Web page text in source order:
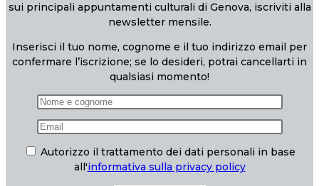
sui principali appuntamenti culturali di Genova, iscriviti alla
newsletter mensile.
Inserisci il tuo nome, cognome e il tuo indirizzo email per
confermare l’iscrizione; se lo desideri, potrai cancellarti in
qualsiasi momento!
Autorizzo il trattamento dei dati personali in base
all'informativa sulla privacy policy